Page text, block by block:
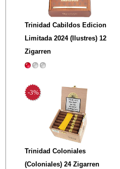
Trinidad Cabildos Edicion
Limitada 2024 (Ilustres) 12
Zigarren
-3%
Trinidad Coloniales
(Coloniales) 24 Zigarren